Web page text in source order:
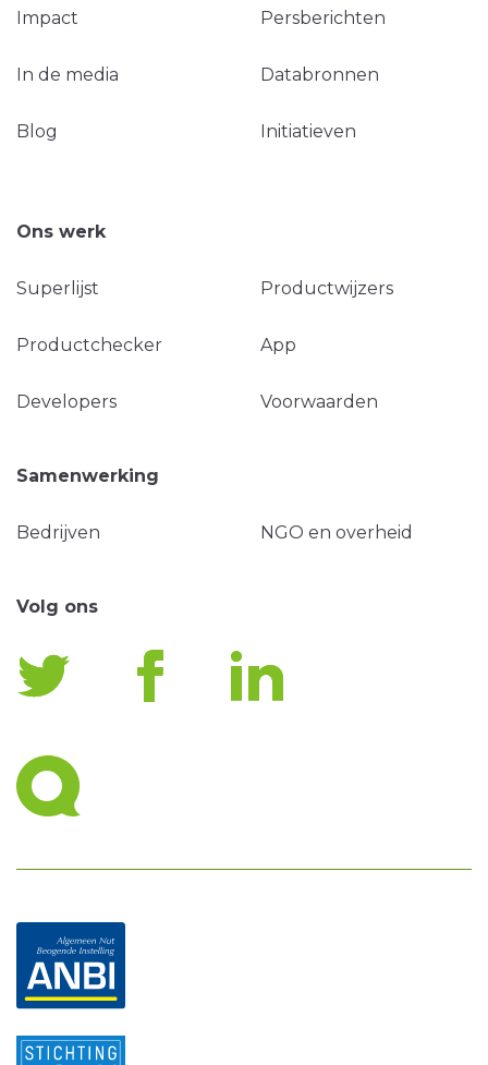
Impact Persberichten
In de media Databronnen
Blog Initiatieven
Ons werk
Superlijst Productwijzers
Productchecker App
Developers Voorwaarden
Samenwerking
Bedrijven NGO en overheid
Volg ons